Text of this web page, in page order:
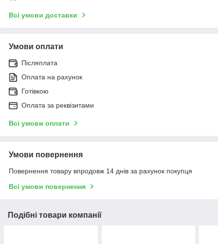
Всі умови доставки
Умови оплати
Післяплата
Оплата на рахунок
Готівкою
Оплата за реквізитами
Всі умови оплати
Умови повернення
Повернення товару впродовж 14 днів за рахунок покупця
Всі умови повернення
Подібні товари компанії